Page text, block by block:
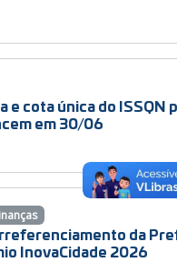
e cota única do ISSQN
em 30/06
da
InovaCidade 2026